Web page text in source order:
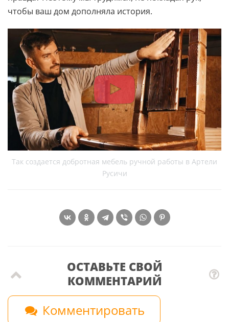
чтобы ваш дом дополняла история.
Так создается добротная мебель ручной работы в Артели
Русичи
ОСТАВЬТЕ СВОЙ
КОММЕНТАРИЙ
Комментировать